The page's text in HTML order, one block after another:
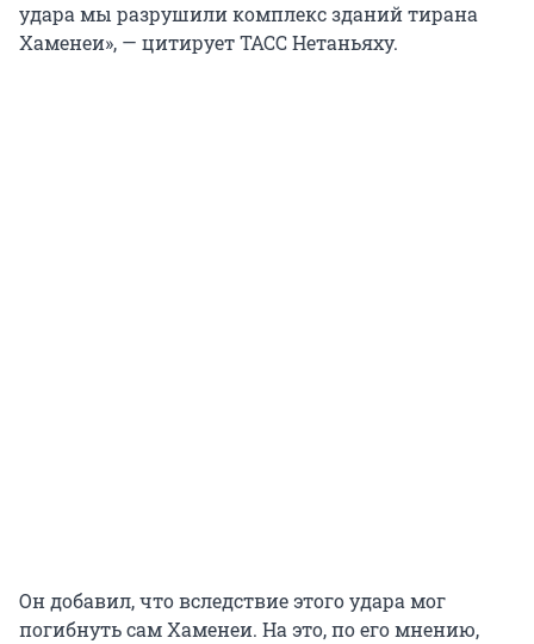
удара мы разрушили комплекс зданий тирана
Хаменеи», — цитирует ТАСС Нетаньяху.
Он добавил, что вследствие этого удара мог
погибнуть сам Хаменеи. На это, по его мнению,